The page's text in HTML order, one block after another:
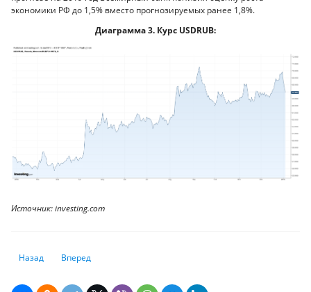
экономики РФ до 1,5% вместо прогнозируемых ранее 1,8%.
Диаграмма 3. Курс USDRUB:
Источник: investing.com
Предыдущий: В «Цеснабанке» произошли изменения в составе
Назад Следующий: Биткоин подорожал: китайская майнинговая
Вперед